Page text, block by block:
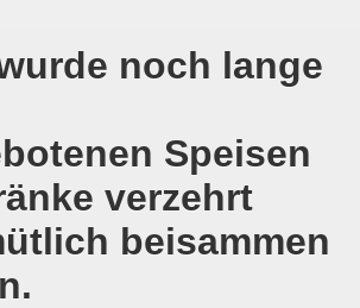
noch lange
Speisen
verzehrt
beisammen
Wahlschlappe der SPD
für die MLPD direkt zur
- NEIN zum Angriff Donald
gegen Donald Trumps Luftangriffe
der internationalen Arbeiter-